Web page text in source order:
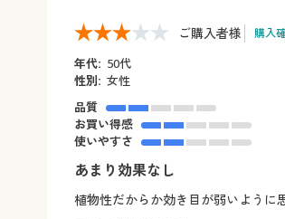
ご購入者様 購入
年代: 50代
性別: 女性
品質
お買い得感
使いやすさ
あまり効果なし
植物性だからか効き目が弱いように